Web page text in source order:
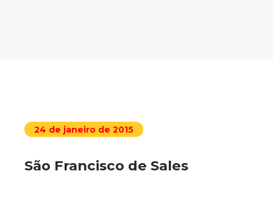
24 de janeiro de 2015
São Francisco de Sales